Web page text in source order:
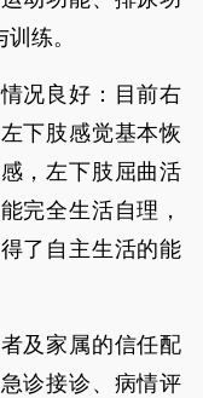
练。
况良好：目前右
下肢感觉基本恢
，左下肢屈曲活
完全生活自理，
了自主生活的能
及家属的信任配
诊接诊、病情评